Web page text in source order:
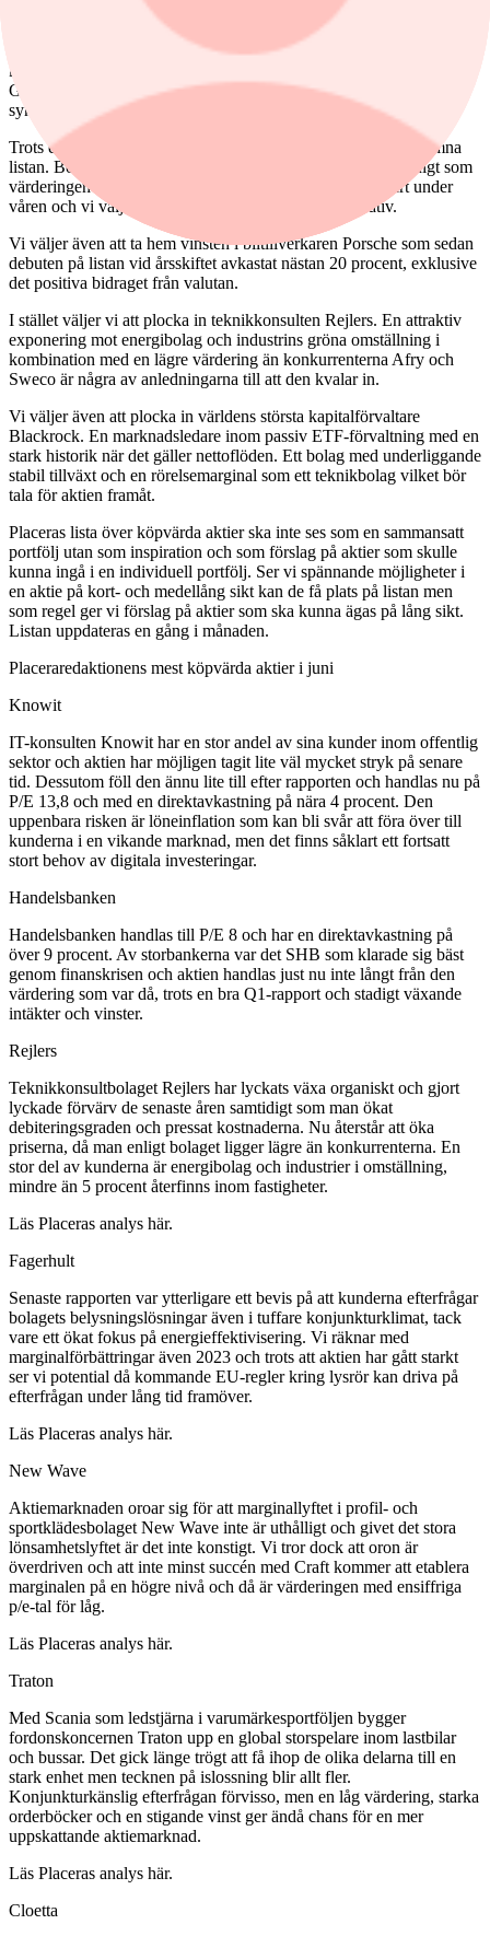
Till juli månad gör vi ett par förändringar. Även om det kanske rent
taktiskt är läge att stanna kvar i Siemens Energy för en eventuell
kortsiktig uppstuds, väljer vi att kliva av. De nya problemen i
Gamesa visar bara att problemen i branschen och Gamesa i
synnerhet verkar vara bottenlösa.
Trots ett optimalt takbyggarväder får Nordic Waterproofing lämna
listan. Bolaget har starka strukturella trender i ryggen samtidigt som
värderingen är relativt låg, ändå har aktien inte velat ta fart under
våren och vi väljer att kliva av för andra bättre alternativ.
Vi väljer även att ta hem vinsten i biltillverkaren Porsche som sedan
debuten på listan vid årsskiftet avkastat nästan 20 procent, exklusive
det positiva bidraget från valutan.
I stället väljer vi att plocka in teknikkonsulten Rejlers. En attraktiv
exponering mot energibolag och industrins gröna omställning i
kombination med en lägre värdering än konkurrenterna Afry och
Sweco är några av anledningarna till att den kvalar in.
Vi väljer även att plocka in världens största kapitalförvaltare
Blackrock. En marknadsledare inom passiv ETF-förvaltning med en
stark historik när det gäller nettoflöden. Ett bolag med underliggande
stabil tillväxt och en rörelsemarginal som ett teknikbolag vilket bör
tala för aktien framåt.
Placeras lista över köpvärda aktier ska inte ses som en sammansatt
portfölj utan som inspiration och som förslag på aktier som skulle
kunna ingå i en individuell portfölj. Ser vi spännande möjligheter i
en aktie på kort- och medellång sikt kan de få plats på listan men
som regel ger vi förslag på aktier som ska kunna ägas på lång sikt.
Listan uppdateras en gång i månaden.
Placeraredaktionens mest köpvärda aktier i juni
Knowit
IT-konsulten Knowit har en stor andel av sina kunder inom offentlig
sektor och aktien har möjligen tagit lite väl mycket stryk på senare
tid. Dessutom föll den ännu lite till efter rapporten och handlas nu på
P/E 13,8 och med en direktavkastning på nära 4 procent. Den
uppenbara risken är löneinflation som kan bli svår att föra över till
kunderna i en vikande marknad, men det finns såklart ett fortsatt
stort behov av digitala investeringar.
Handelsbanken
Handelsbanken handlas till P/E 8 och har en direktavkastning på
över 9 procent. Av storbankerna var det SHB som klarade sig bäst
genom finanskrisen och aktien handlas just nu inte långt från den
värdering som var då, trots en bra Q1-rapport och stadigt växande
intäkter och vinster.
Rejlers
Teknikkonsultbolaget Rejlers har lyckats växa organiskt och gjort
lyckade förvärv de senaste åren samtidigt som man ökat
debiteringsgraden och pressat kostnaderna. Nu återstår att öka
priserna, då man enligt bolaget ligger lägre än konkurrenterna. En
stor del av kunderna är energibolag och industrier i omställning,
mindre än 5 procent återfinns inom fastigheter.
Läs Placeras analys här.
Fagerhult
Senaste rapporten var ytterligare ett bevis på att kunderna efterfrågar
bolagets belysningslösningar även i tuffare konjunkturklimat, tack
vare ett ökat fokus på energieffektivisering. Vi räknar med
marginalförbättringar även 2023 och trots att aktien har gått starkt
ser vi potential då kommande EU-regler kring lysrör kan driva på
efterfrågan under lång tid framöver.
Läs Placeras analys här.
New Wave
Aktiemarknaden oroar sig för att marginallyftet i profil- och
sportklädesbolaget New Wave inte är uthålligt och givet det stora
lönsamhetslyftet är det inte konstigt. Vi tror dock att oron är
överdriven och att inte minst succén med Craft kommer att etablera
marginalen på en högre nivå och då är värderingen med ensiffriga
p/e-tal för låg.
Läs Placeras analys här.
Traton
Med Scania som ledstjärna i varumärkesportföljen bygger
fordonskoncernen Traton upp en global storspelare inom lastbilar
och bussar. Det gick länge trögt att få ihop de olika delarna till en
stark enhet men tecknen på islossning blir allt fler.
Konjunkturkänslig efterfrågan förvisso, men en låg värdering, starka
orderböcker och en stigande vinst ger ändå chans för en mer
uppskattande aktiemarknad.
Läs Placeras analys här.
Cloetta